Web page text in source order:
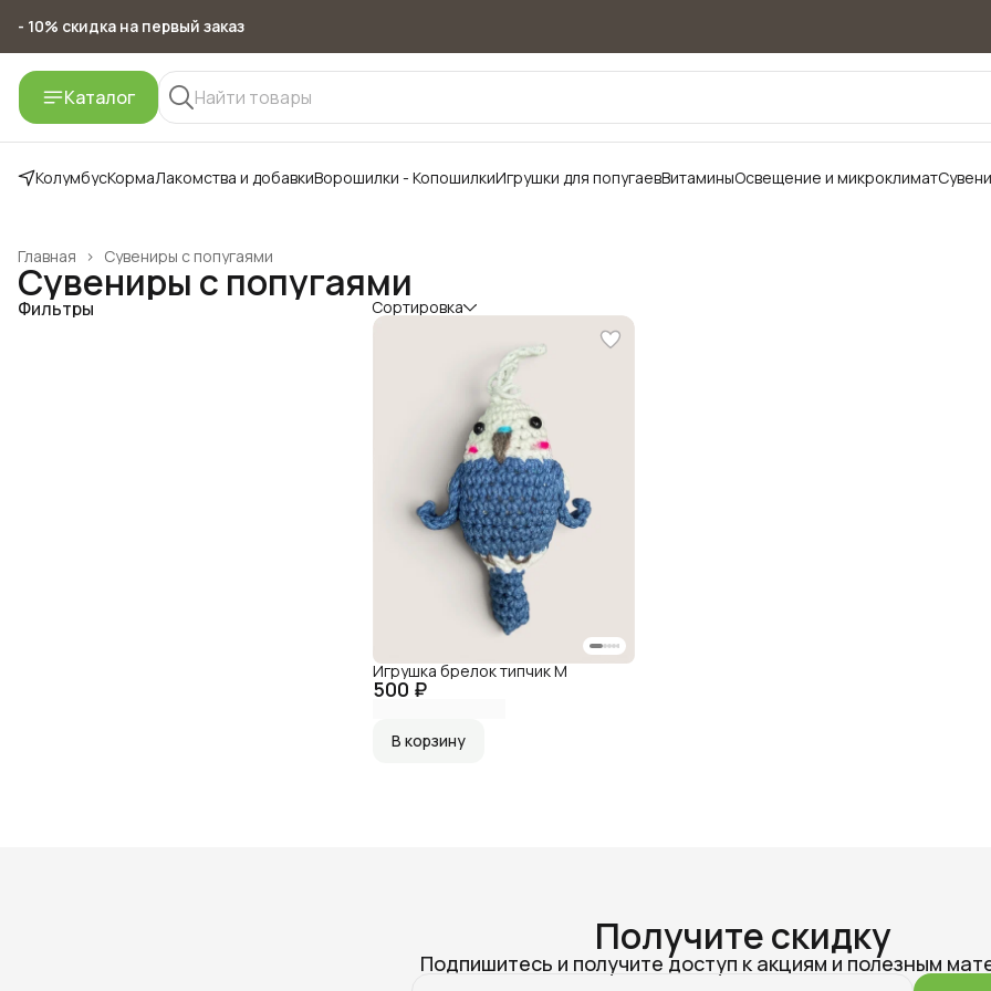
- 10% скидка на первый заказ
- 10% скидка на первый заказ
Каталог
КолумбусКормаЛакомства и добавкиВорошилки - КопошилкиИгрушки для попугаевВитаминыОсвещение и микроклимат
Сувениры с попугаями
Главная ›
Сувениры с попугаями
Фильтры Сортировка
500 ₽
Игрушка брелок типчик М
В корзину
Получите скидку
Подпишитесь и получите доступ к акциям и полезным